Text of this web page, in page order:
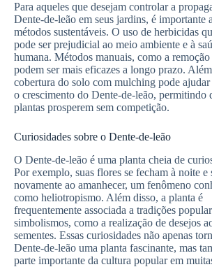
Para aqueles que desejam controlar a
Dente-de-leão em seus jardins, é importante
métodos sustentáveis. O uso de herbicidas
pode ser prejudicial ao meio ambiente e à
humana. Métodos manuais, como a remoção
podem ser mais eficazes a longo prazo.
cobertura do solo com mulching pode
o crescimento do Dente-de-leão, permitindo
plantas prosperem sem competição.
Curiosidades sobre o Dente-de-leão
O Dente-de-leão é uma planta cheia de
Por exemplo, suas flores se fecham à noite e
novamente ao amanhecer, um fenômeno
como heliotropismo. Além disso, a planta é
frequentemente associada a tradições
simbolismos, como a realização de desejos
sementes. Essas curiosidades não apenas
Dente-de-leão uma planta fascinante, mas
parte importante da cultura popular em